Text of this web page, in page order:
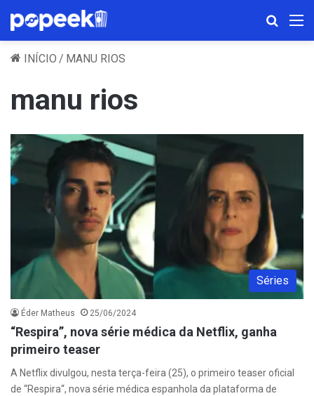
INÍCIO / MANU RIOS
manu rios
Séries
Éder Matheus 25/06/2024
“Respira”, nova série médica da Netflix, ganha
primeiro teaser
A Netflix divulgou, nesta terça-feira (25), o primeiro teaser oficial
de “Respira“, nova série médica espanhola da plataforma de